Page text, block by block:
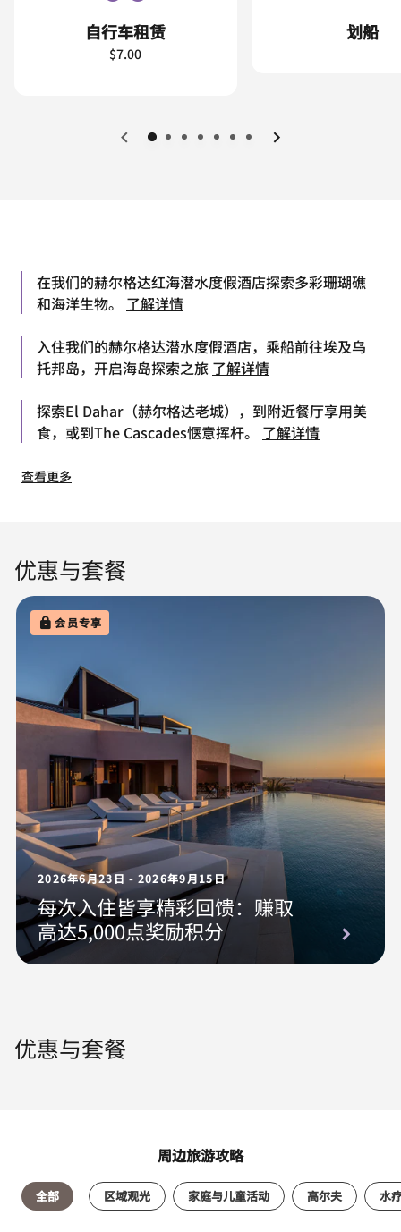
自行车租赁
$7.00
划船
上一页 下一页
在我们的赫尔格达红海潜水度假酒店探索多彩珊瑚礁
和海洋生物。 了解详情
入住我们的赫尔格达潜水度假酒店，乘船前往埃及乌
托邦岛，开启海岛探索之旅 了解详情
探索El Dahar（赫尔格达老城），到附近餐厅享用美
食，或到The Cascades惬意挥杆。 了解详情
查看更多
优惠与套餐
会员专享
2026年6月23日 - 2026年9月15日
每次入住皆享精彩回馈：赚取
高达5,000点奖励积分
优惠与套餐
周边旅游攻略
全部 区域观光 家庭与儿童活动 高尔夫 水